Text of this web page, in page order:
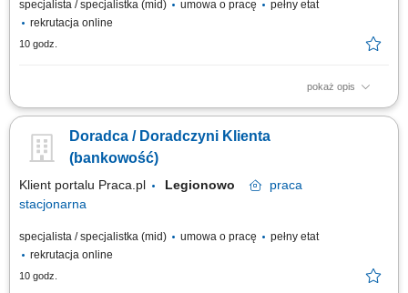
specjalista / specjalistka (mid) umowa o pracę
pełny etat
rekrutacja online
10 godz.
pokaż opis
obsługa klientów; utrzymywanie dobrych relacji z klientami; realizacja
firm;
Doradca / Doradczyni Klienta
(bankowość)
Klient portalu Praca.pl Legionowo
praca
stacjonarna
specjalista / specjalistka (mid) umowa o pracę
pełny etat
rekrutacja online
10 godz.